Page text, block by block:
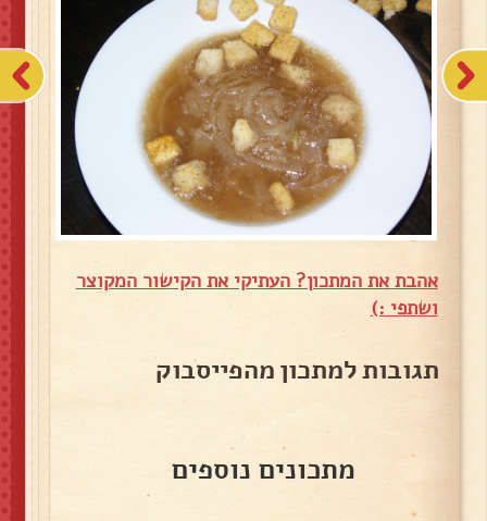
אהבת את המתכון? העתיקי את הקישור המקוצר
ושתפי :)
תגובות למתכון מהפייסבוק
מתכונים נוספים